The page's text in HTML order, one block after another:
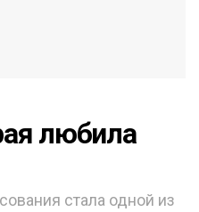
любила
стала одной из